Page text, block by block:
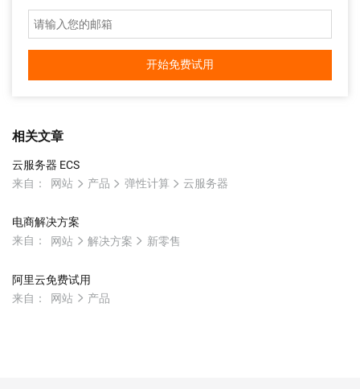
开始免费试用
相关文章
云服务器 ECS
来自：
网站 产品 弹性计算 云服务器
电商解决方案
来自：
网站 解决方案 新零售
阿里云免费试用
来自：
网站 产品